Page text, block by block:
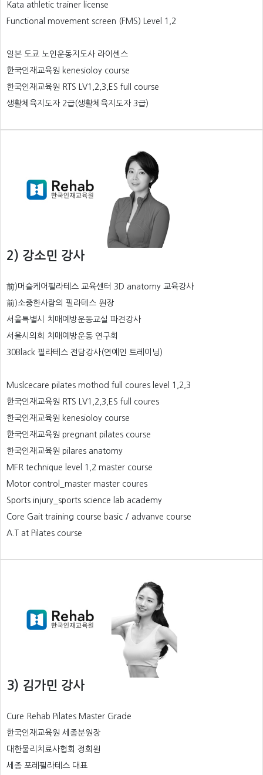
Kata athletic trainer license
Functional movement screen (FMS) Level 1,2
일본 도쿄 노인운동지도사 라이센스
한국인재교육원 kenesioloy course
한국인재교육원 RTS LV1,2,3,ES full course
생활체육지도자 2급(생활체육지도자 3급)
2) 강소민 강사
前)머슬케어필라테스 교육센터 3D anatomy 교육강사
前)소중한사람의 필라테스 원장
서울특별시 치매예방운동교실 파견강사
서울시의회 치매예방운동 연구회
30Black 필라테스 전담강사(연예인 트레이닝)
Muslcecare pilates mothod full coures level 1,2,3
한국인재교육원 RTS LV1,2,3,ES full coures
한국인재교육원 kenesioloy course
한국인재교육원 pregnant pilates course
한국인재교육원 pilares anatomy
MFR technique level 1,2 master course
Motor control_master master coures
Sports injury_sports science lab academy
Core Gait training course basic / advanve course
A.T at Pilates course
3) 김가민 강사
Cure Rehab Pilates Master Grade
한국인재교육원 세종분원장
대한물리치료사협회 정회원
세종 포레필라테스 대표